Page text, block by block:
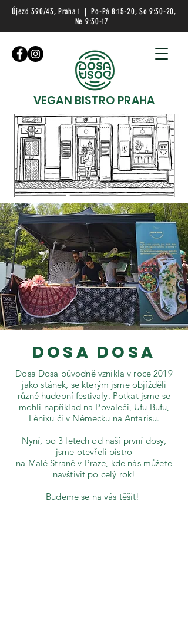
Újezd 390/43, Praha 1 | Po-Pá 8:15-20, So 9:30-20,
Ne 9:30-17
VEGAN BISTRO PRAHA
DOSA DOSA
Dosa Dosa původně vznikla v roce 2019
jako stánek, se kterým jsme objížděli
různé hudební festivaly. Potkat jsme se
mohli například na Povaleči, Ufu Bufu,
Fénixu či v Německu na Antarisu.
Nyní, po 3 letech od naší první dosy,
jsme otevřeli bistro
na Malé Straně v Praze, kde nás můžete
navštívit po celý rok!
Budeme se na vás těšit!